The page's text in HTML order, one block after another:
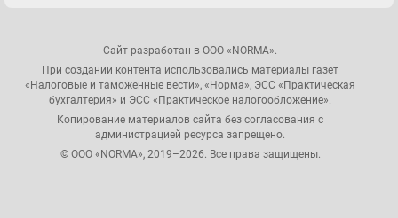
Сайт разработан в ООО «NORMA».
При создании контента использовались материалы газет
«Налоговые и таможенные вести», «Норма», ЭСС «Практическая
бухгалтерия» и ЭСС «Практическое налогообложение».
Копирование материалов сайта без согласования с
администрацией ресурса запрещено.
© ООО «NORMA», 2019–2026. Все права защищены.